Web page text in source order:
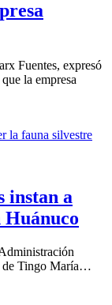
Fuentes, expresó
la empresa
instan a
de Tingo María…